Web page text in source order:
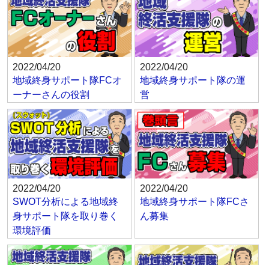
2022/04/20
地域終身サポート隊FCオ
ーナーさんの役割
2022/04/20
地域終身サポート隊の運
営
2022/04/20
SWOT分析による地域終
身サポート隊を取り巻く
環境評価
2022/04/20
地域終身サポート隊FCさ
ん募集